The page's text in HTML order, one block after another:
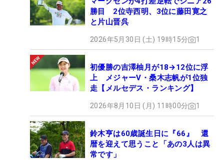
勝目 2位寺西明、3位に藤田寛之
と片山晋呉
2026年5月30日 (土) 19時15分 1
初優勝の吉澤柚月が18→12位に浮
上 メジャーV・桑木志帆が1位独
走【メルセデス・ランキング】
2026年8月10日 (月) 11時00分 1
鈴木亨は60歳誕生日に『66』 還
暦を迎えて思うこと「あの3人は異
常です」